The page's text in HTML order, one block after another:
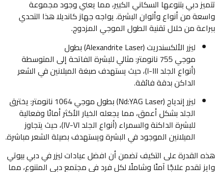
تتميز دبي بتنوعها السكاني الكبير، مما يعني وجود مجموعة
واسعة من أنواع وألوان البشرة. يواجه جهاز كانديلا هذا التحدي
ببراعة من خلال تقنية الطول الموجي المزدوج.
ليزر الألكسندريت (Alexandrite Laser) بطول
موجي 755 نانومتر: مثالي للبشرة الفاتحة إلى المتوسطة
(أنواع الجلد I-III)، حيث يستهدف صبغة الميلانين في الشعر
الداكن بدقة فائقة.
ليزر إندياج (Nd:YAG Laser) بطول موجي 1064 نانومتر: يخترق
الجلد بشكل أعمق، مما يجعله الخيار الأكثر أمانًا وفعالية
للبشرة الداكنة والسمراء (أنواع الجلد IV-VI)، حيث يتجاوز
الميلانين الموجود في البشرة ويستهدف بصيلة الشعر مباشرة.
هذه القدرة على التكيف تضمن أن افضل عيادات ليزر في دبي بيوتي
وايز تقدم علاجًا آمنًا وشاملًا لكل فرد في مجتمع دبي المتنوع، مما